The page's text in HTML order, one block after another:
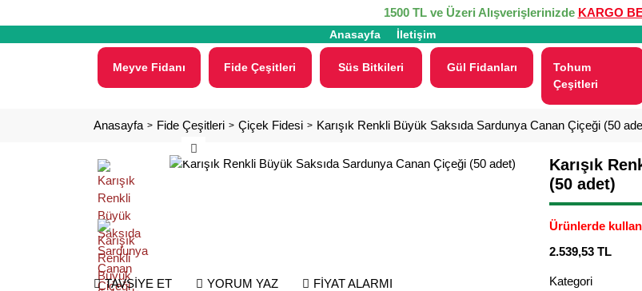
1500 TL ve Üzeri Alışverişlerinizde KARGO
Anasayfa İletişim
Meyve Fidanı Fide Çeşitleri Süs Bitkileri Gül Fidanları
Tohum
Çeşitleri
Anasayfa Fide Çeşitleri Çiçek Fidesi Karışık Renkli Büyük Saksıda Sardunya Canan Çiçeği (50
TAVSİYE ET YORUM YAZ FİYAT ALARMI
Karışık
(50 adet)
Ürünlerde
2.539,53 TL
Kategori